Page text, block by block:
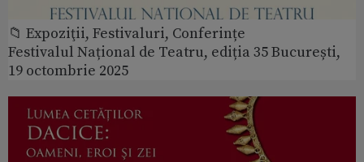
📁 Expoziţii, Festivaluri, Conferințe
Festivalul Național de Teatru, ediția 35 București,
19 octombrie 2025